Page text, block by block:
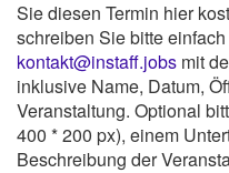
Sie diesen Termin hier
schreiben Sie bitte
kontakt@instaff.jobs mit
inklusive Name, Datum,
Veranstaltung. Optional
400 * 200 px), einem
Beschreibung der